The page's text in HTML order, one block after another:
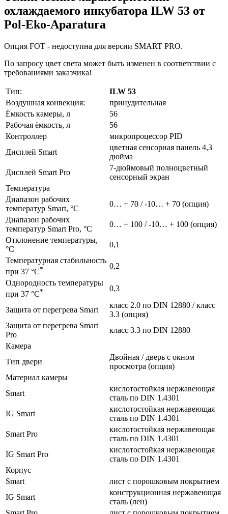
охлаждаемого инкубатора ILW 53 от
Pol-Eko-Aparatura
Опция FOT - недоступна для версии SMART PRO.
По запросу цвет света может быть изменен в соответствии с
требованиями заказчика!
Тип:
ILW 53
Воздушная конвекция:
принудительная
Ёмкость камеры, л
56
Рабочая ёмкость, л
56
Контроллер
микропроцессор PID
Дисплей Smart
цветная сенсорная панель 4,3
дюйма
Дисплей Smart Pro
7-дюймовый полноцветный
сенсорный экран
Температура
Диапазон рабочих
температур Smart, °C
0… + 70 / -10… + 70 (опция)
Диапазон рабочих
температур Smart Pro, °C
0… + 100 / -10… + 100 (опция)
Отклонение температуры,
°C
0,1
Температурная стабильность
при 37 °C*
0,2
Однородность температуры
при 37 °C* 0,3
Защита от перегрева Smart
класс 2.0 по DIN 12880 / класс
3.3 (опция)
Защита от перегрева Smart
Pro
класс 3.3 по DIN 12880
Камера
Тип двери
Двойная / дверь с окном
просмотра (опция)
Материал камеры
Smart
кислотостойкая нержавеющая
сталь по DIN 1.4301
IG Smart
кислотостойкая нержавеющая
сталь по DIN 1.4301
Smart Pro
кислотостойкая нержавеющая
сталь по DIN 1.4301
IG Smart Pro
кислотостойкая нержавеющая
сталь по DIN 1.4301
Корпус
Smart
лист с порошковым покрытием
IG Smart
конструкционная нержавеющая
сталь (лен)